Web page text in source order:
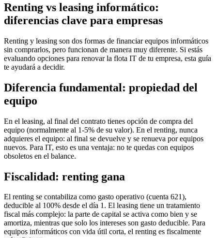
Renting vs leasing informático:
diferencias clave para empresas
Renting y leasing son dos formas de financiar equipos informáticos
sin comprarlos, pero funcionan de manera muy diferente. Si estás
evaluando opciones para renovar la flota IT de tu empresa, esta guía
te ayudará a decidir.
Diferencia fundamental: propiedad del
equipo
En el leasing, al final del contrato tienes opción de compra del
equipo (normalmente al 1-5% de su valor). En el renting, nunca
adquieres el equipo: al final se devuelve y se renueva por equipos
nuevos. Para IT, esto es una ventaja: no te quedas con equipos
obsoletos en el balance.
Fiscalidad: renting gana
El renting se contabiliza como gasto operativo (cuenta 621),
deducible al 100% desde el día 1. El leasing tiene un tratamiento
fiscal más complejo: la parte de capital se activa como bien y se
amortiza, mientras que solo los intereses son gasto deducible. Para
equipos informáticos con vida útil corta, el renting es fiscalmente